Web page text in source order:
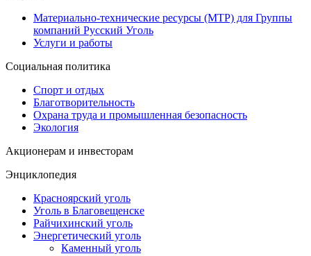
Материально-технические ресурсы (МТР) для Группы
компаний Русский Уголь
Услуги и работы
Социальная политика
Спорт и отдых
Благотворительность
Охрана труда и промышленная безопасность
Экология
Акционерам и инвесторам
Энциклопедия
Красноярский уголь
Уголь в Благовещенске
Райчихинский уголь
Энергетический уголь
Каменный уголь